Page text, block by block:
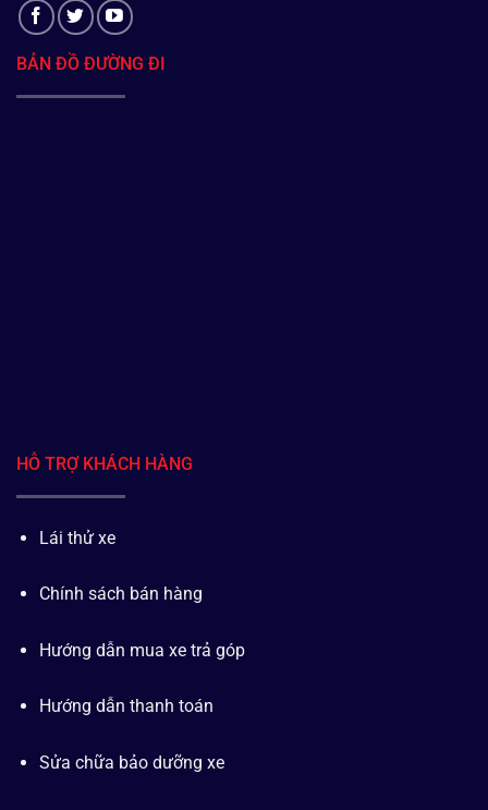
BẢN ĐỒ ĐƯỜNG ĐI
HỖ TRỢ KHÁCH HÀNG
Lái thử xe
Chính sách bán hàng
Hướng dẫn mua xe trả góp
Hướng dẫn thanh toán
Sửa chữa bảo dưỡng xe